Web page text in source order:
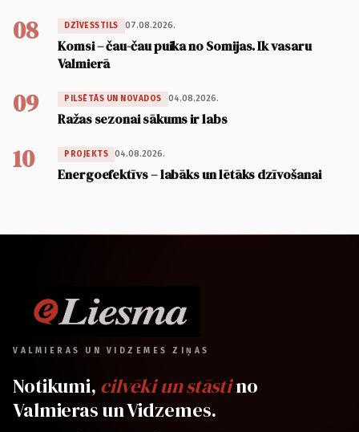
08 DZĪVESSTILS 07.08.2026.
Komsi – čau-čau puika no Somijas. Ik vasaru
Valmierā
09 PILSĒTĀS UN NOVADOS 04.08.2026.
Ražas sezonai sākums ir labs
10 PROJEKTS 04.08.2026.
Energoefektīvs – labāks un lētāks dzīvošanai
VALMIERAS UN VIDZEMES ZIŅAS
Notikumi, cilvēki un stāstino
Valmieras un Vidzemes.